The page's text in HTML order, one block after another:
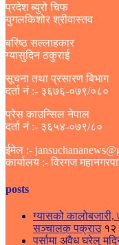
प्रदेश ब्युरो चिफ
युगलकिशोर श्रीवास्तव
बरिष्ठ सल्लाहकार
ग्यासुदिन ठकुराई
सूचना तथा प्रसारण बिभाग
दर्ता नं :- ३६७६-०७९/०८०
प्रेस काउन्सिल नेपाल
दर्ता नं :- ३६५४-०७९/८०
ईमेल :-
कार्यालय :- विरगज
posts
ग्यासको
सञ्चालक पक्राउ १२
पर्सामा अवैध घरेलु